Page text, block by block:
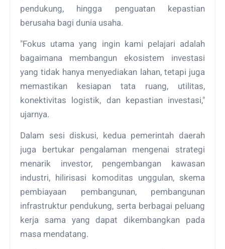
pendukung, hingga penguatan kepastian
berusaha bagi dunia usaha.
"Fokus utama yang ingin kami pelajari adalah
bagaimana membangun ekosistem investasi
yang tidak hanya menyediakan lahan, tetapi juga
memastikan kesiapan tata ruang, utilitas,
konektivitas logistik, dan kepastian investasi,"
ujarnya.
Dalam sesi diskusi, kedua pemerintah daerah
juga bertukar pengalaman mengenai strategi
menarik investor, pengembangan kawasan
industri, hilirisasi komoditas unggulan, skema
pembiayaan pembangunan, pembangunan
infrastruktur pendukung, serta berbagai peluang
kerja sama yang dapat dikembangkan pada
masa mendatang.